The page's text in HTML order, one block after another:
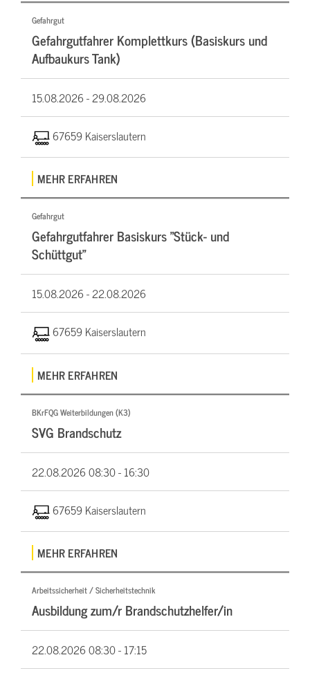
Gefahrgut
Gefahrgutfahrer Komplettkurs (Basiskurs und
Aufbaukurs Tank)
15.08.2026 -29.08.2026
67659 Kaiserslautern
MEHR ERFAHREN
Gefahrgut
Gefahrgutfahrer Basiskurs "Stück- und
Schüttgut"
15.08.2026 -22.08.2026
67659 Kaiserslautern
MEHR ERFAHREN
BKrFQG Weiterbildungen (K3)
SVG Brandschutz
22.08.202608:30 - 16:30
67659 Kaiserslautern
MEHR ERFAHREN
Arbeitssicherheit / Sicherheitstechnik
Ausbildung zum/r Brandschutzhelfer/in
22.08.202608:30 - 17:15